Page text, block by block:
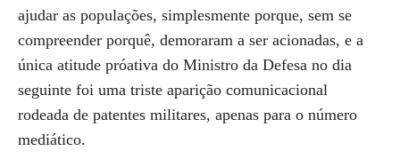
ajudar as populações, simplesmente porque, sem se
compreender porquê, demoraram a ser acionadas, e a
única atitude próativa do Ministro da Defesa no dia
seguinte foi uma triste aparição comunicacional
rodeada de patentes militares, apenas para o número
mediático.